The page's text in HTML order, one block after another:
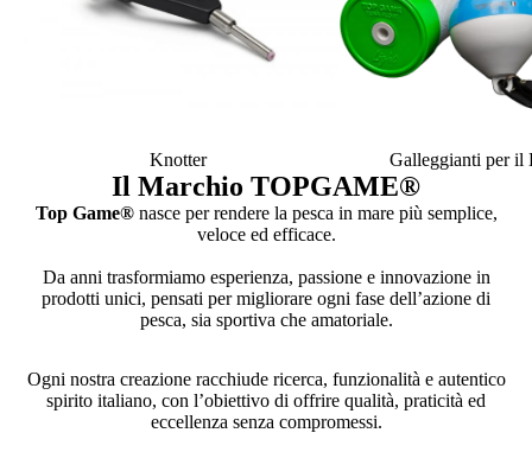
Knotter Galleggianti per il
Il Marchio TOPGAME®
Top Game®nasce per rendere la pesca in mare più semplice,
veloce ed efficace.
Da anni trasformiamo esperienza, passione e innovazione in
prodotti unici, pensati per migliorare ogni fase dell’azione di
pesca, sia sportiva che amatoriale.
Ogni nostra creazione racchiude ricerca, funzionalità e autentico
spirito italiano, con l’obiettivo di offrire qualità, praticità ed
eccellenza senza compromessi.